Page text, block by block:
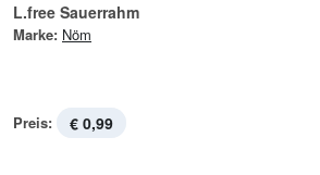
L.free Sauerrahm
Marke: Nöm
Preis: € 0,99